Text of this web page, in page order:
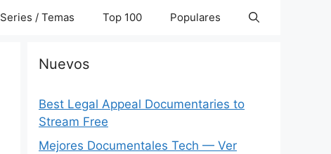
Series / Temas Top 100 Populares
Nuevos
Best Legal Appeal Documentaries to
Stream Free
Mejores Documentales Tech — Ver